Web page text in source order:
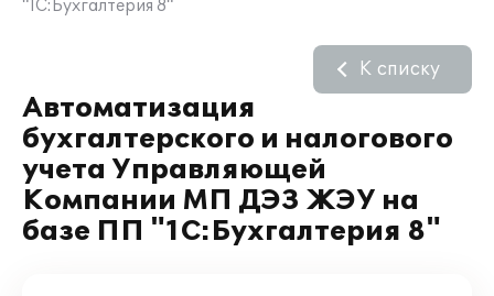
"1С:Бухгалтерия 8"
Автоматизация
бухгалтерского и налогового
учета Управляющей
Компании МП ДЭЗ ЖЭУ на
базе ПП "1С:Бухгалтерия 8"
К списку